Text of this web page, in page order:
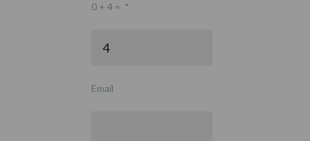
0 + 4 = *
Email